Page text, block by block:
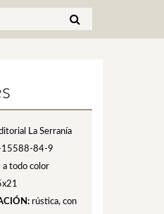
La Serranía
84-9
a todo color
rústica, con